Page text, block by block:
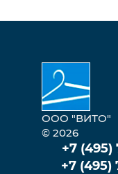
ООО "ВИТО"
© 2026
+7 (495)
+7 (495)